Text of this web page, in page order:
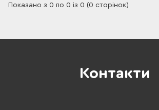
Показано з 0 по 0 із 0 (0 сторінок)
Контакти